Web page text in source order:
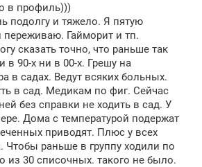
б
щ
н
и
е
в профиль)))
подолгу и тяжело. Я пятую
Гайморит и тп.
сказать точно, что раньше так
в 90-х ни в 00-х. Грешу на
в садах. Ведут всяких больных.
в сад. Медикам по фиг. Сейчас
без справки не ходить в сад. У
Дома с температурой подержат
приводят. Плюс у всех
Чтобы раньше в группу ходили по
из 30 списочных. такого не было.